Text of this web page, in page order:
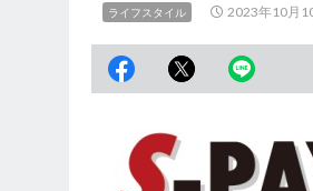
ライフスタイル 2023年10月